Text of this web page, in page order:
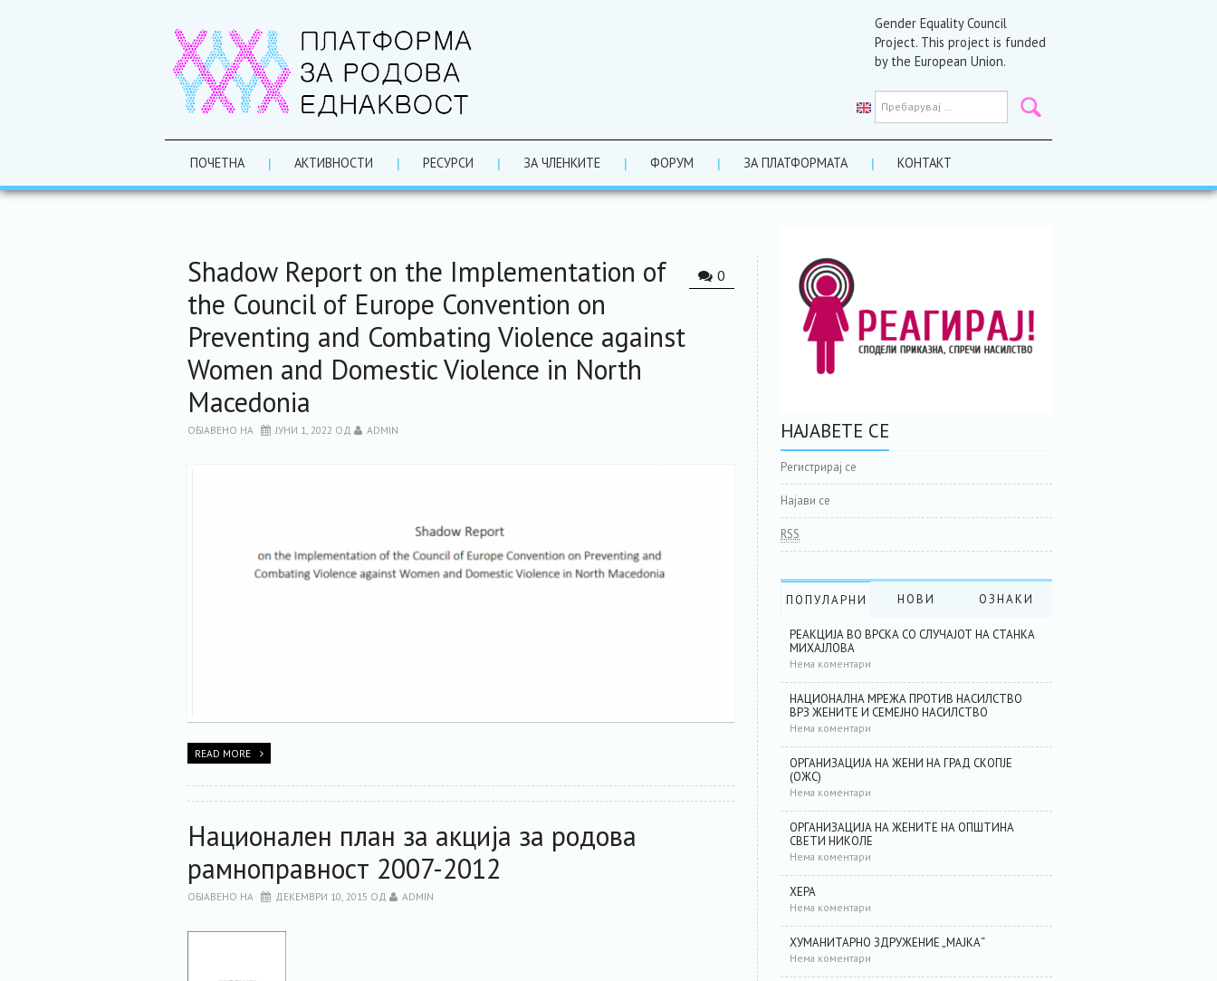
Gender Equality Council
Project. This project is funded
by the European Union.
ПОЧЕТНА АКТИВНОСТИ РЕСУРСИ ЗА ЧЛЕНКИТЕ ФОРУМ ЗА ПЛАТФОРМАТА КОНТАКТ
0
Shadow Report on the Implementation of
the Council of Europe Convention on
Preventing and Combating Violence against
Women and Domestic Violence in North
Macedonia
ОБЈАВЕНО НА ЈУНИ 1, 2022 ОД ADMIN
READ MORE
Национален план за акција за родова
рамноправност 2007-2012
ОБЈАВЕНО НА ДЕКЕМВРИ 10, 2015 ОД ADMIN
НАЈАВЕТЕ СЕ
Регистрирај се
Најави се
RSS
ПОПУЛАРНИ НОВИ ОЗНАКИ
РЕАКЦИЈА ВО ВРСКА СО СЛУЧАЈОТ НА СТАНКА
МИХАЈЛОВА
Нема коментари
НАЦИОНАЛНА МРЕЖА ПРОТИВ НАСИЛСТВО
ВРЗ ЖЕНИТЕ И СЕМЕЈНО НАСИЛСТВО
Нема коментари
ОРГАНИЗАЦИЈА НА ЖЕНИ НА ГРАД СКОПЈЕ
(ОЖС)
Нема коментари
ОРГАНИЗАЦИЈА НА ЖЕНИТЕ НА ОПШТИНА
СВЕТИ НИКОЛЕ
Нема коментари
ХЕРА
Нема коментари
ХУМАНИТАРНО ЗДРУЖЕНИЕ „МАЈКА“
Нема коментари